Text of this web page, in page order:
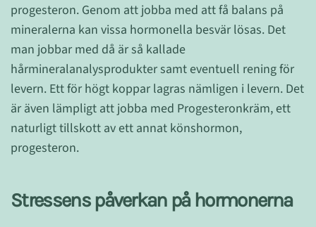
progesteron. Genom att jobba med att få balans på
mineralerna kan vissa hormonella besvär lösas. Det
man jobbar med då är så kallade
hårmineralanalysprodukter samt eventuell rening för
levern. Ett för högt koppar lagras nämligen i levern. Det
är även lämpligt att jobba med Progesteronkräm, ett
naturligt tillskott av ett annat könshormon,
progesteron.
Stressens påverkan på hormonerna